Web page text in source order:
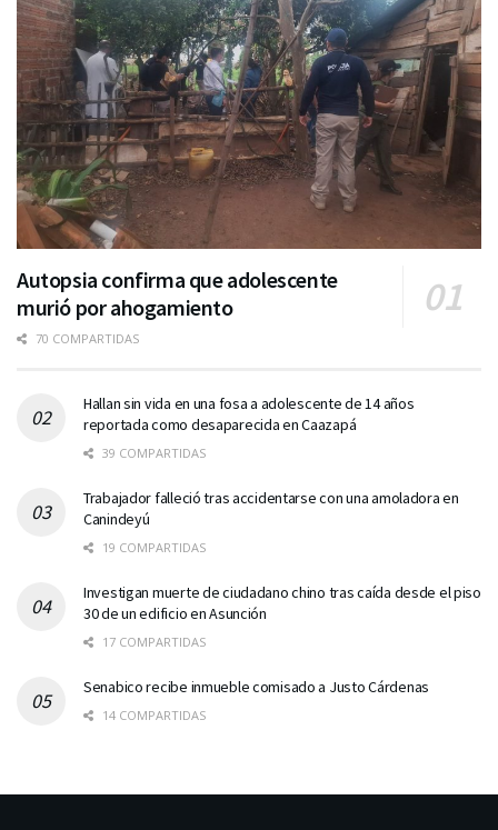
Autopsia confirma que adolescente
murió por ahogamiento
70 COMPARTIDAS
Hallan sin vida en una fosa a adolescente de 14 años
reportada como desaparecida en Caazapá
39 COMPARTIDAS
Trabajador falleció tras accidentarse con una amoladora en
Canindeyú
19 COMPARTIDAS
Investigan muerte de ciudadano chino tras caída desde el piso
30 de un edificio en Asunción
17 COMPARTIDAS
Senabico recibe inmueble comisado a Justo Cárdenas
14 COMPARTIDAS